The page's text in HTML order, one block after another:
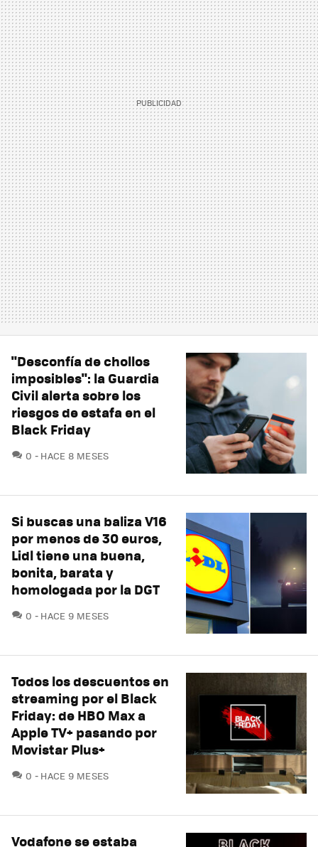
"Desconfía de chollos
imposibles": la Guardia
Civil alerta sobre los
riesgos de estafa en el
Black Friday
0 COMENTARIOS
HACE 8 MESES
Si buscas una baliza V16
por menos de 30 euros,
Lidl tiene una buena,
bonita, barata y
homologada por la DGT
0 COMENTARIOS
HACE 9 MESES
Todos los descuentos en
streaming por el Black
Friday: de HBO Max a
Apple TV+ pasando por
Movistar Plus+
0 COMENTARIOS
HACE 9 MESES
Vodafone se estaba